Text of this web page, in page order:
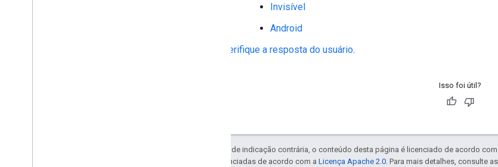
Invisível
Android
Verifique a resposta do usuário.
Isso foi útil?
Exceto em caso de indicação contrária, o conteúdo desta página é licenciado de acordo com
código são licenciadas de acordo com a Licença Apache 2.0 . Para mais detalhes, consulte as